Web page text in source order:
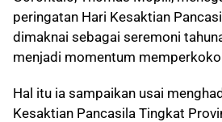
peringatan Hari Kesaktian
dimaknai sebagai seremoni
menjadi momentum
Hal itu ia sampaikan usai
Kesaktian Pancasila Tingkat